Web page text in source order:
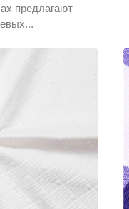
предлагают